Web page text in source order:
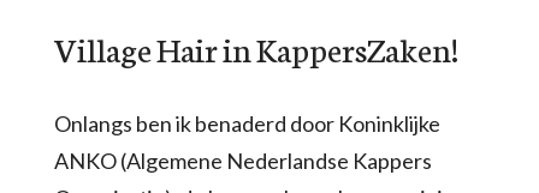
Village Hair in KappersZaken!
Onlangs ben ik benaderd door Koninklijke
ANKO (Algemene Nederlandse Kappers